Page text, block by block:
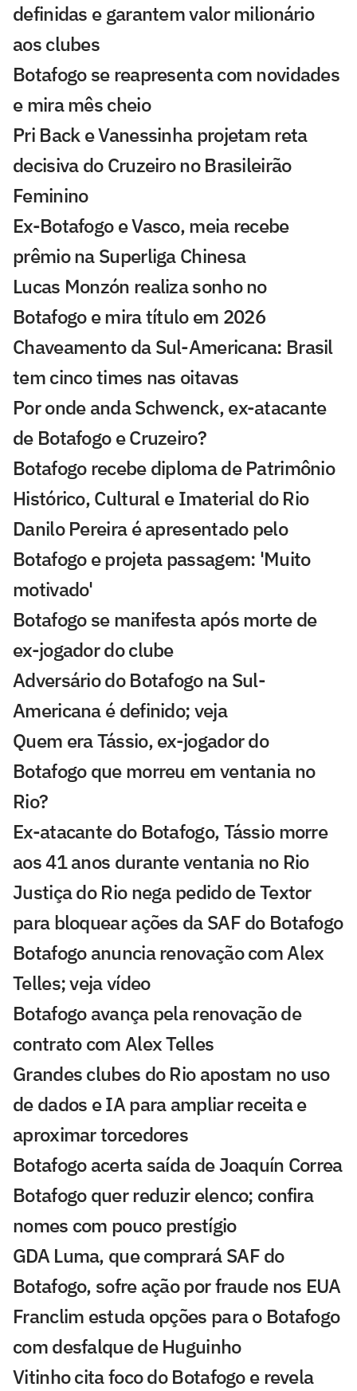
definidas e garantem valor milionário
aos clubes
Botafogo se reapresenta com novidades
e mira mês cheio
Pri Back e Vanessinha projetam reta
decisiva do Cruzeiro no Brasileirão
Feminino
Ex-Botafogo e Vasco, meia recebe
prêmio na Superliga Chinesa
Lucas Monzón realiza sonho no
Botafogo e mira título em 2026
Chaveamento da Sul-Americana: Brasil
tem cinco times nas oitavas
Por onde anda Schwenck, ex-atacante
de Botafogo e Cruzeiro?
Botafogo recebe diploma de Patrimônio
Histórico, Cultural e Imaterial do Rio
Danilo Pereira é apresentado pelo
Botafogo e projeta passagem: 'Muito
motivado'
Botafogo se manifesta após morte de
ex-jogador do clube
Adversário do Botafogo na Sul-
Americana é definido; veja
Quem era Tássio, ex-jogador do
Botafogo que morreu em ventania no
Rio?
Ex-atacante do Botafogo, Tássio morre
aos 41 anos durante ventania no Rio
Justiça do Rio nega pedido de Textor
para bloquear ações da SAF do Botafogo
Botafogo anuncia renovação com Alex
Telles; veja vídeo
Botafogo avança pela renovação de
contrato com Alex Telles
Grandes clubes do Rio apostam no uso
de dados e IA para ampliar receita e
aproximar torcedores
Botafogo acerta saída de Joaquín Correa
Botafogo quer reduzir elenco; confira
nomes com pouco prestígio
GDA Luma, que comprará SAF do
Botafogo, sofre ação por fraude nos EUA
Franclim estuda opções para o Botafogo
com desfalque de Huguinho
Vitinho cita foco do Botafogo e revela